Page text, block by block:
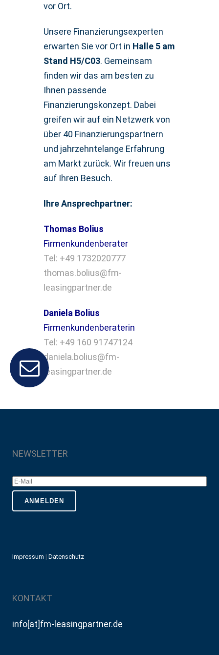
vor Ort.
Unsere Finanzierungsexperten
erwarten Sie vor Ort in Halle 5 am
Stand H5/C03. Gemeinsam
finden wir das am besten zu
Ihnen passende
Finanzierungskonzept. Dabei
greifen wir auf ein Netzwerk von
über 40 Finanzierungspartnern
und jahrzehntelange Erfahrung
am Markt zurück. Wir freuen uns
auf Ihren Besuch.
Ihre Ansprechpartner:
Thomas Bolius
Firmenkundenberater
Tel: +49 1732020777
thomas.bolius@fm-
leasingpartner.de
Daniela Bolius
Firmenkundenberaterin
Tel: +49 160 91747124
daniela.bolius@fm-
leasingpartner.de
NEWSLETTER
Impressum | Datenschutz
KONTAKT
info[at]fm-leasingpartner.de